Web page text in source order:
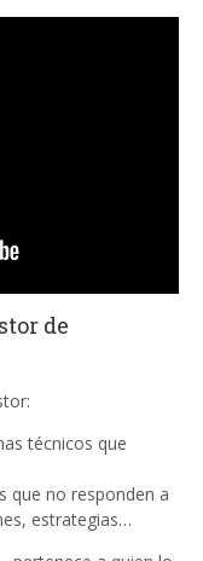
de
técnicos que
que no responden a
estrategias…